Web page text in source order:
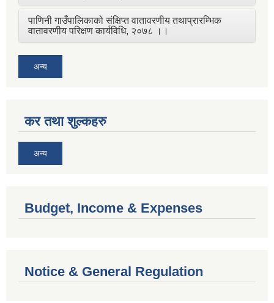
पाणिनी गाउँपालिकाको संक्षिप्त वातावरणीय तथाप्रारम्भिक
वातावरणीय परिक्षण कार्यविधि, २०७८ ।।
अन्य
कर तथा शुल्कहरु
अन्य
Budget, Income & Expenses
Notice & General Regulation